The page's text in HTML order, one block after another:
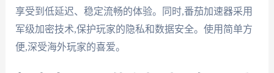
享受到低延迟、稳定流畅的体验。同时,番茄加速器采用
军级加密技术,保护玩家的隐私和数据安全。使用简单方
便,深受海外玩家的喜爱。